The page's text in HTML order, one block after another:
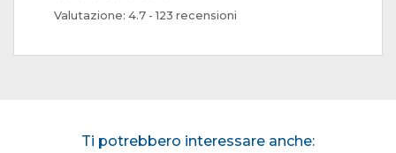
Valutazione: 4.7 - 123 recensioni
Ti potrebbero interessare anche: